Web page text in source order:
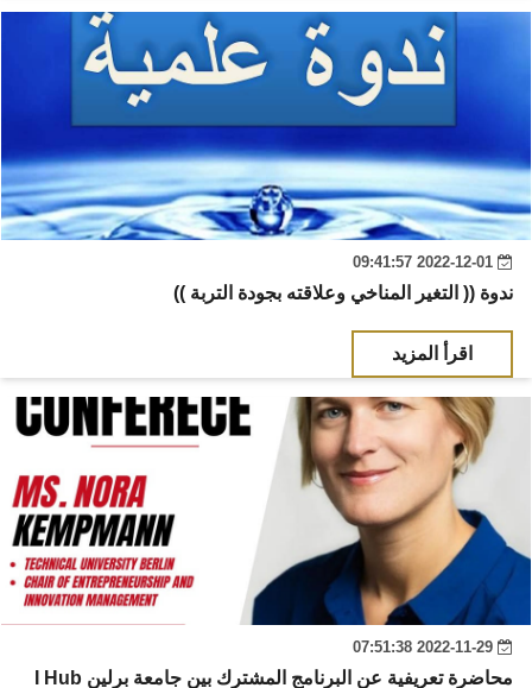
ندوة (( التغير المناخي وعلاقته بجودة التربة ))
اقرأ المزيد
I Hub محاضرة تعريفية عن البرنامج المشترك بين جامعة برلين